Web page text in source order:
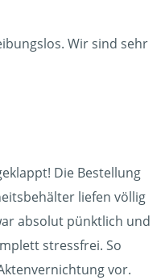
Wir sind sehr
Die Bestellung
liefen völlig
absolut pünktlich und
stressfrei. So
vor.